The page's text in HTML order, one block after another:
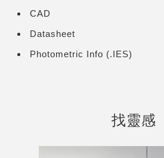
CAD
Datasheet
Photometric Info (.IES)
找靈感